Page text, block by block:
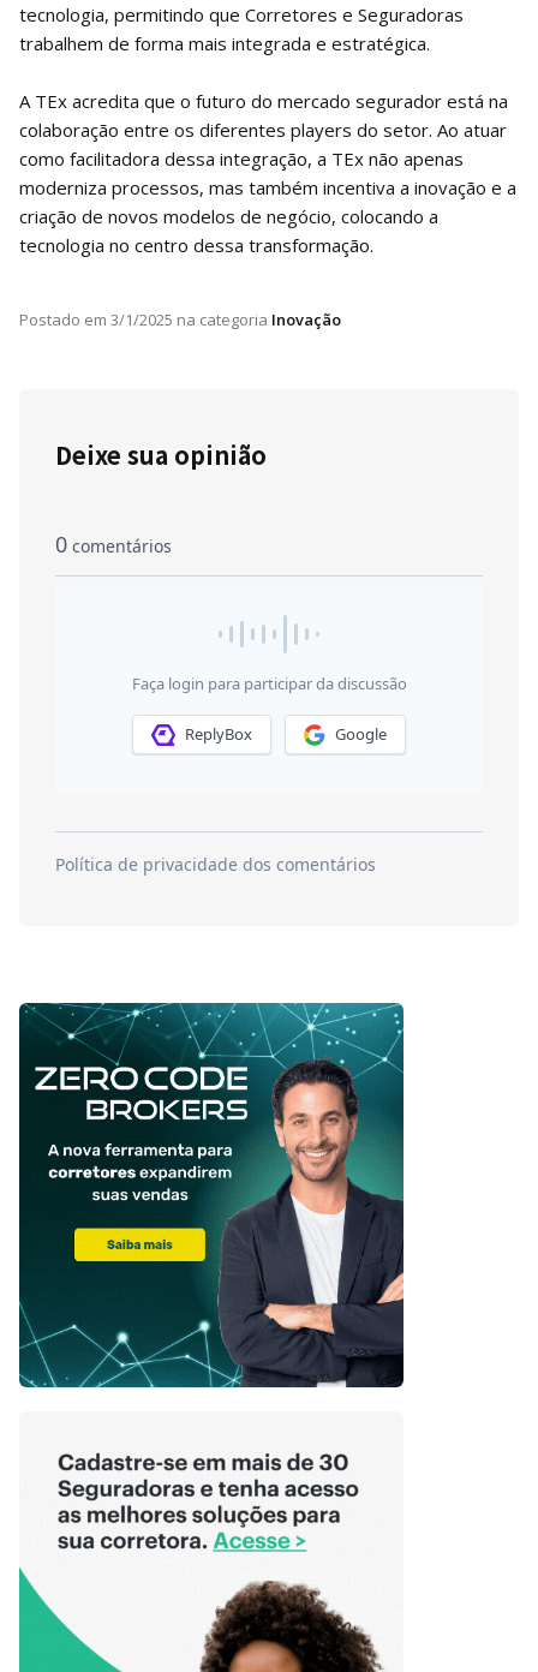
tecnologia, permitindo que Corretores e Seguradoras
trabalhem de forma mais integrada e estratégica.
A TEx acredita que o futuro do mercado segurador está na
colaboração entre os diferentes players do setor. Ao atuar
como facilitadora dessa integração, a TEx não apenas
moderniza processos, mas também incentiva a inovação e a
criação de novos modelos de negócio, colocando a
tecnologia no centro dessa transformação.
Postado em 3/1/2025 na categoria Inovação
Deixe sua opinião